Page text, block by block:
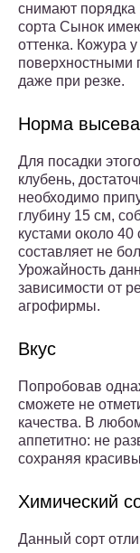
снимают
сорта Сынок
оттенка. Кожура
поверхностными
даже при резке.
Норма
Для посадки
клубень,
необходимо
глубину 15 см,
кустами около
составляет не
Урожайность
зависимости от
агрофирмы.
Вкус
Попробовав
сможете не
качества. В
аппетитно: не
сохраняя
Химический
Данный сорт